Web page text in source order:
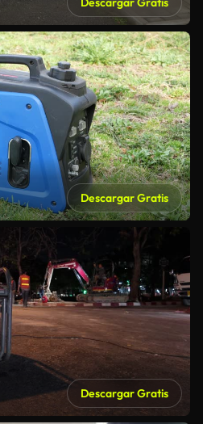
Descargar Gratis
Descargar Gratis